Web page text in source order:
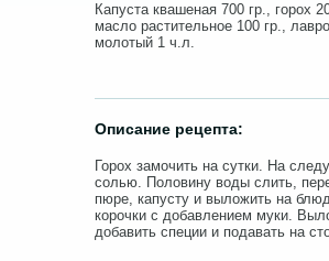
Капуста квашеная 700 гр., горох
масло растительное 100 гр.,
молотый 1 ч.л.
Описание рецепта:
Горох замочить на сутки. На
солью. Половину воды слить,
пюре, капусту и выложить на
корочки с добавлением муки.
добавить специи и подавать на